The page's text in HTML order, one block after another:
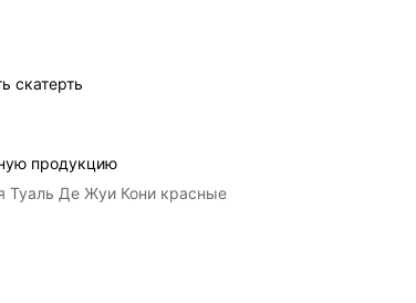
скатерть
продукцию
Туаль Де Жуи Кони красные